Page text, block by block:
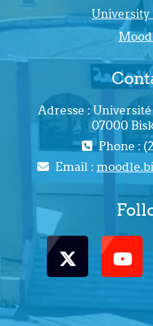
Adresse : Université
07000
Phone :
Email :